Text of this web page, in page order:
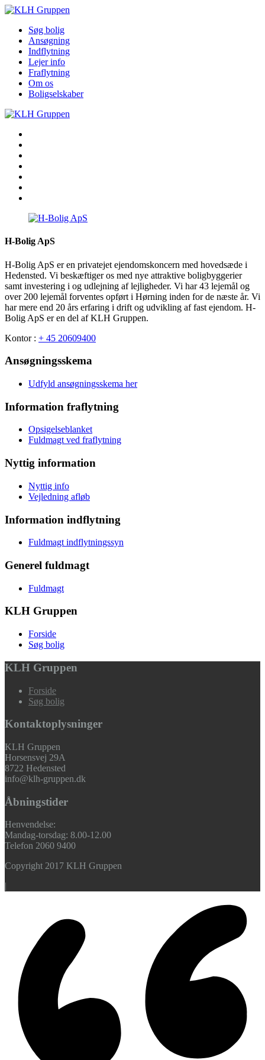
Søg bolig
Ansøgning
Indflytning
Lejer info
Fraflytning
Om os
Boligselskaber
H-Bolig ApS
H-Bolig ApS er en privatejet ejendomskoncern med hovedsæde i
Hedensted. Vi beskæftiger os med nye attraktive boligbyggerier
samt investering i og udlejning af lejligheder. Vi har 43 lejemål og
over 200 lejemål forventes opført i Hørning inden for de næste år. Vi
har mere end 20 års erfaring i drift og udvikling af fast ejendom. H-
Bolig ApS er en del af KLH Gruppen.
Kontor : + 45 20609400
Ansøgningsskema
Udfyld ansøgningsskema her
Information fraflytning
Opsigelseblanket
Fuldmagt ved fraflytning
Nyttig information
Nyttig info
Vejledning afløb
Information indflytning
Fuldmagt indflytningssyn
Generel fuldmagt
Fuldmagt
KLH Gruppen
Forside
Søg bolig
KLH Gruppen
Forside
Søg bolig
Kontaktoplysninger
KLH Gruppen
Horsensvej 29A
8722 Hedensted
info@klh-gruppen.dk
Åbningstider
Henvendelse:
Mandag-torsdag: 8.00-12.00
Telefon 2060 9400
Copyright 2017 KLH Gruppen